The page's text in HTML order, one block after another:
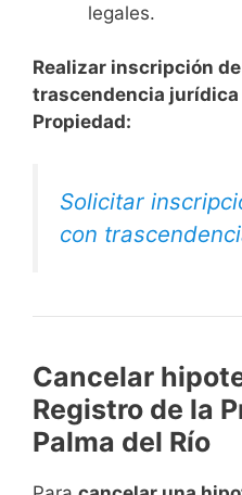
legales.
Realizar inscripción
trascendencia jurídica
Propiedad:
Solicitar
con
Cancelar
Registro de la
Palma del Río